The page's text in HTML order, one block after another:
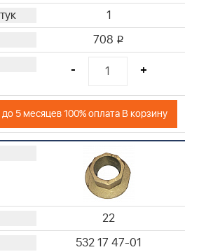
1
708 i
- +
5 месяцев 100% оплата В корзину
22
532 17 47-01